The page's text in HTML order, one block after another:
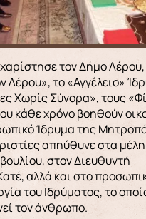
τον Δήμο
Λέρου», το «Αγγέλειο»
Χωρίς Σύνορα», τους
κάθε χρόνο βοηθούν
Ίδρυμα της
απηύθυνε στα
στον Διευθυντή
αλλά και στο
του Ιδρύματος, το
τον άνθρωπο.